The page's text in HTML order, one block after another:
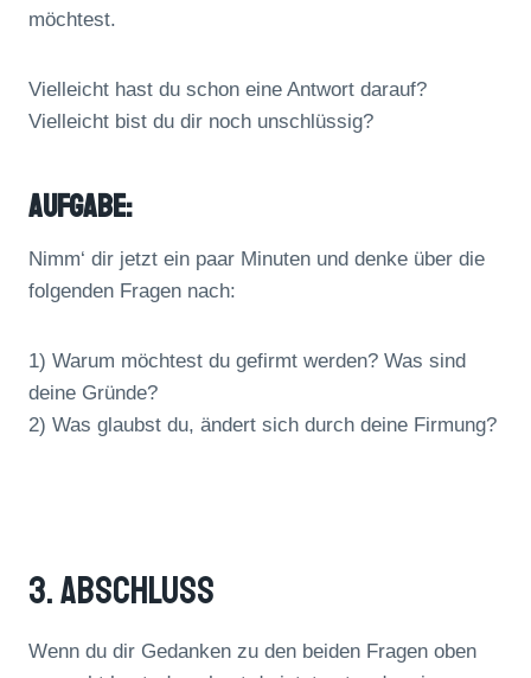
möchtest.
Vielleicht hast du schon eine Antwort darauf?
Vielleicht bist du dir noch unschlüssig?
AUFGABE:
Nimm‘ dir jetzt ein paar Minuten und denke über die
folgenden Fragen nach:
1) Warum möchtest du gefirmt werden? Was sind
deine Gründe?
2) Was glaubst du, ändert sich durch deine Firmung?
3. Abschluss
Wenn du dir Gedanken zu den beiden Fragen oben